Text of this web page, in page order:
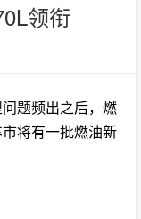
领衔
题频出之后，燃
将有一批燃油新